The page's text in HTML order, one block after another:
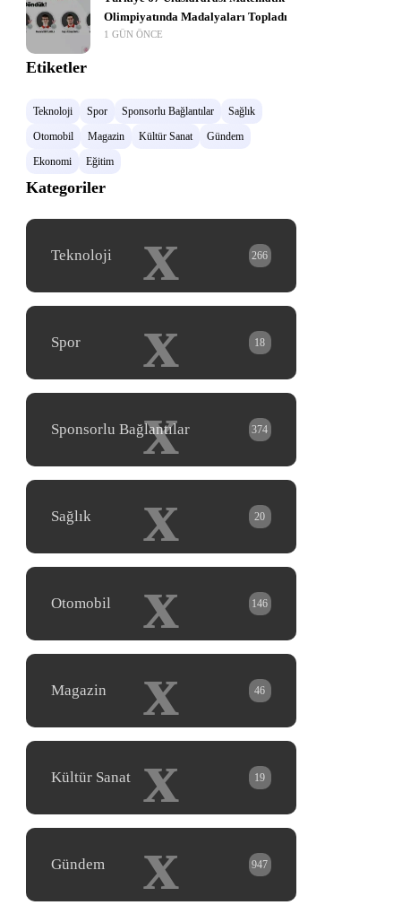
Olimpiyatında Madalyaları Topladı
1 GÜN ÖNCE
Etiketler
Teknoloji Spor Sponsorlu Bağlantılar
Sağlık
Otomobil
Magazin Kültür Sanat
Gündem
Ekonomi
Eğitim
Kategoriler
x
Teknoloji 266
x
Spor 18
x
Sponsorlu Bağlantılar 374
x
Sağlık 20
x
Otomobil 146
x
Magazin 46
x
Kültür Sanat 19
x
Gündem 947